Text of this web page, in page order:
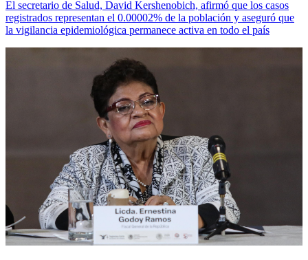
El secretario de Salud, David Kershenobich, afirmó que los casos
registrados representan el 0.00002% de la población y aseguró que
la vigilancia epidemiológica permanece activa en todo el país